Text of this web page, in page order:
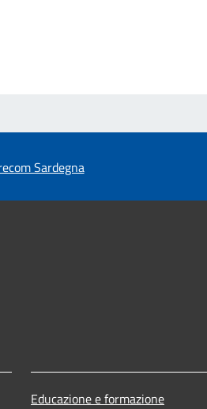
Educazione e formazione